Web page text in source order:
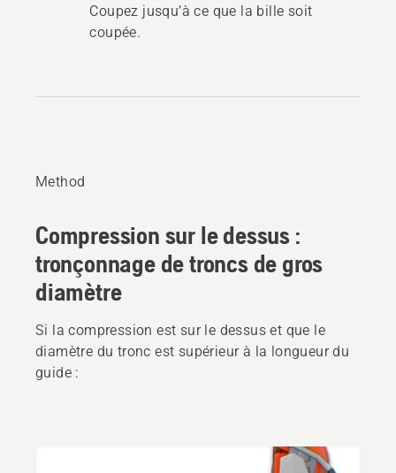
Coupez jusqu’à ce que la bille soit
coupée.
Method
Compression sur le dessus :
tronçonnage de troncs de gros
diamètre
Si la compression est sur le dessus et que le
diamètre du tronc est supérieur à la longueur du
guide :